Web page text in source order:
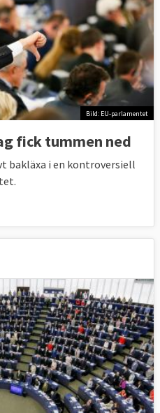
Bild: EU-parlamentet
fick tummen ned
bakläxa i en kontroversiell